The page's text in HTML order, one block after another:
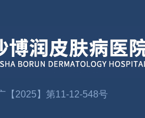
【2025】第11-12-548号